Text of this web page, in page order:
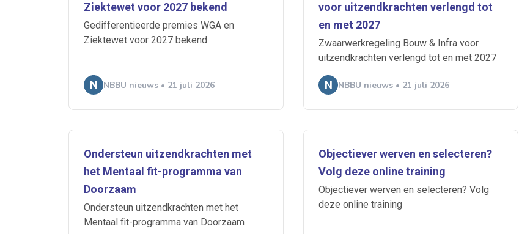
Ziektewet voor 2027 bekend
Gedifferentieerde premies WGA en
Ziektewet voor 2027 bekend
NBBU nieuws • 21 juli 2026
voor uitzendkrachten verlengd tot
en met 2027
Zwaarwerkregeling Bouw & Infra voor
uitzendkrachten verlengd tot en met 2027
NBBU nieuws • 21 juli 2026
Ondersteun uitzendkrachten met
het Mentaal fit-programma van
Doorzaam
Ondersteun uitzendkrachten met het
Mentaal fit-programma van Doorzaam
Objectiever werven en selecteren?
Volg deze online training
Objectiever werven en selecteren? Volg
deze online training
Ontvang vacatures direct in je mailbox
Alerts ontvangen
ABU Flexnieuws
Normering Arbeid
ZiPconomy